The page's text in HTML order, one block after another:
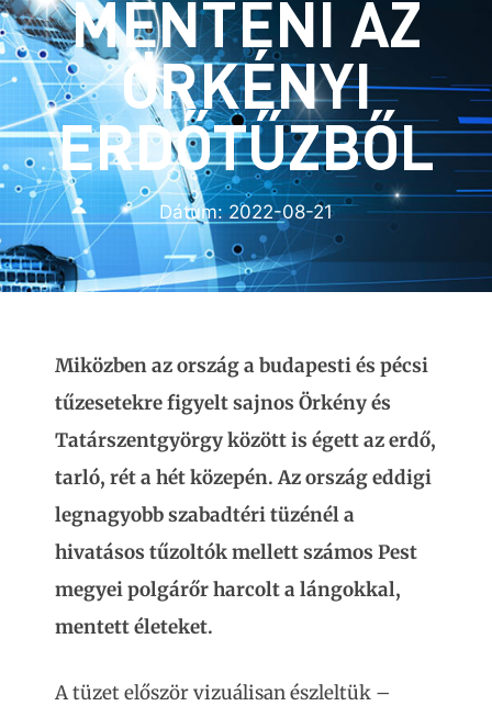
MENTENI AZ
ÖRKÉNYI
ERDŐTŰZBŐL
Dátum:2022-08-21
Miközben az ország a budapesti és pécsi
tűzesetekre figyelt sajnos Örkény és
Tatárszentgyörgy között is égett az erdő,
tarló, rét a hét közepén. Az ország eddigi
legnagyobb szabadtéri tüzénél a
hivatásos tűzoltók mellett számos Pest
megyei polgárőr harcolt a lángokkal,
mentett életeket.
A tüzet először vizuálisan észleltük –